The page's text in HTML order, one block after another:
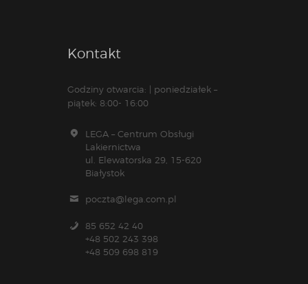
Kontakt
Godziny otwarcia: | poniedziałek –
piątek: 8:00- 16:00
LEGA – Centrum Obsługi
Lakiernictwa
ul. Elewatorska 29, 15-620
Białystok
poczta@lega.com.pl
85 652 42 40
+48 502 243 398
+48 509 698 819